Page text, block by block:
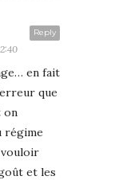
Reply
en fait
que
on
régime
vouloir
et les